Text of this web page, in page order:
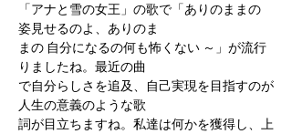
「アナと雪の女王」の歌で「ありのままの
姿見せるのよ、ありのま
まの 自分になるの何も怖くない ～」が流行
りましたね。最近の曲
で自分らしさを追及、自己実現を目指すのが
人生の意義のような歌
詞が目立ちますね。私達は何かを獲得し、上